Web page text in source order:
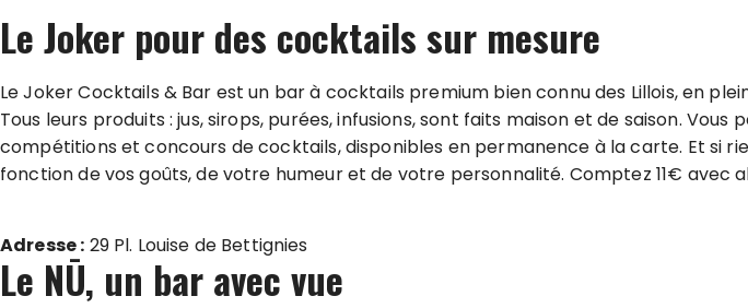
Le Joker pour des cocktails sur mesure
Le Joker Cocktails & Bar est un bar à cocktails premium bien connu des Lillois, en
Tous leurs produits : jus, sirops, purées, infusions, sont faits maison et de saison.
compétitions et concours de cocktails, disponibles en permanence à la carte. Et si
fonction de vos goûts, de votre humeur et de votre personnalité. Comptez 11€ avec
Adresse : 29 Pl. Louise de Bettignies
Le NŪ, un bar avec vue